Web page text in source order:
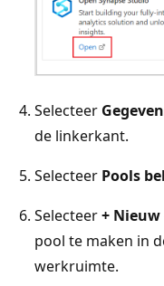
Selecteer
de linkerkant.
Selecteer Pools
Selecteer+ Nieuw
pool te maken in
werkruimte.